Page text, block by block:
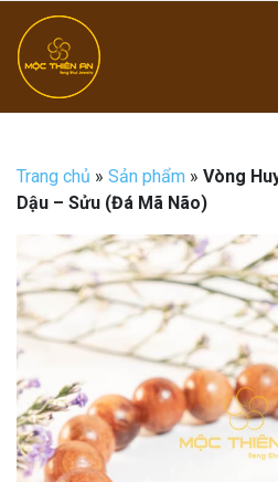
Trang chủ » Sản phẩm » Vòng
Dậu – Sửu (Đá Mã Não)